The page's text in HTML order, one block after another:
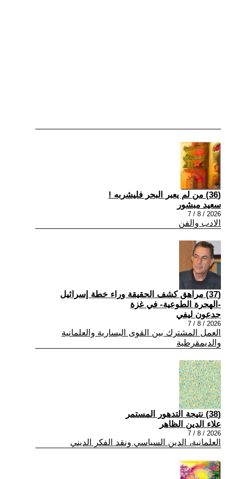
(36) من لم يعبر البحر فليشربه !
سعيد مبشور
2026 / 8 / 7
الادب والفن
(37) مراهق كشف الحقيقة وراء خطة إسرائيل
-الهجرة الطوعية- في غزة
جدعون ليفي
2026 / 8 / 7
العمل المشترك بين القوى اليسارية والعلمانية
والديمقرطية
(38) نتيجة التدهور المستمر
علاء الدين الظاهر
2026 / 8 / 7
العلمانية، الدين السياسي ونقد الفكر الديني